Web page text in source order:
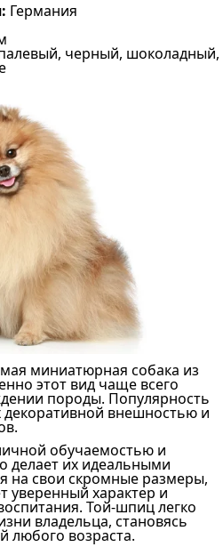
Германия
черный, шоколадный,
миниатюрная собака из
этот вид чаще всего
породы. Популярность
декоративной внешностью и
обучаемостью и
делает их идеальными
на свои скромные размеры,
характер и
Той-шпиц легко
владельца, становясь
любого возраста.